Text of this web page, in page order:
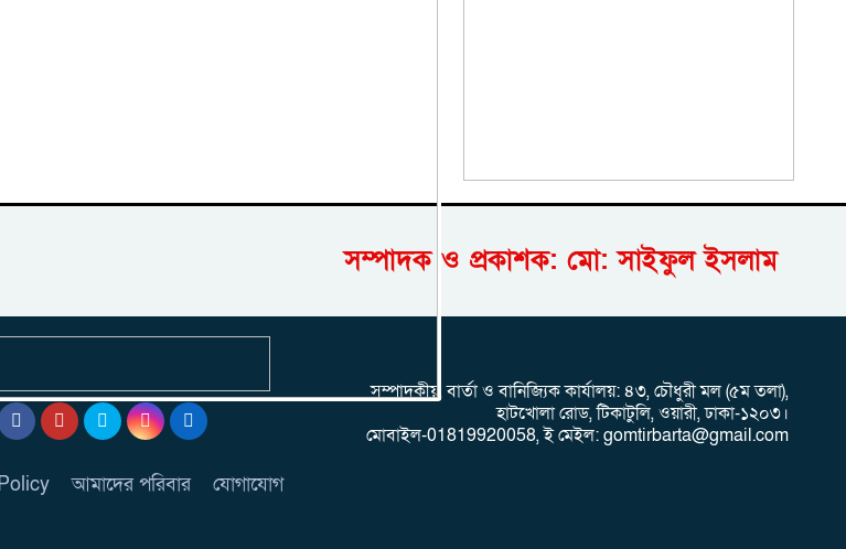
সম্পাদক ও প্রকাশক: মো: সাইফুল ইসলাম
আমাদের পরিবার যোগাযোগ
সম্পাদকীয়, বার্তা ও বানিজ্যিক কার্যালয়: ৪৩, চৌধুরী মল (৫ম তলা),
হাটখোলা রোড, টিকাটুলি, ওয়ারী, ঢাকা-১২০৩।
মোবাইল-01819920058, ই মেইল: gomtirbarta@gmail.com